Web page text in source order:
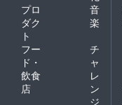
プロ
ダク
ト
音
楽
フー
ド・
飲食
店
チ
ャ
レ
ン
ジ